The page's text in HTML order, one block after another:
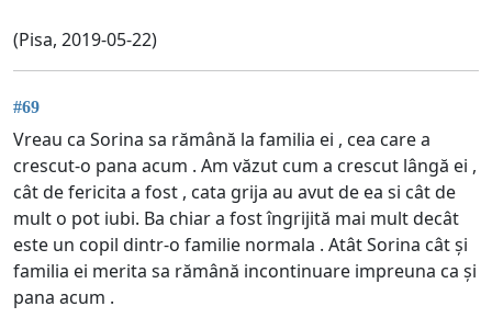
(Pisa, 2019-05-22)
#69
Vreau ca Sorina sa rămână la familia ei , cea care a
crescut-o pana acum . Am văzut cum a crescut lângă ei ,
cât de fericita a fost , cata grija au avut de ea si cât de
mult o pot iubi. Ba chiar a fost îngrijită mai mult decât
este un copil dintr-o familie normala . Atât Sorina cât și
familia ei merita sa rămână incontinuare impreuna ca și
pana acum .